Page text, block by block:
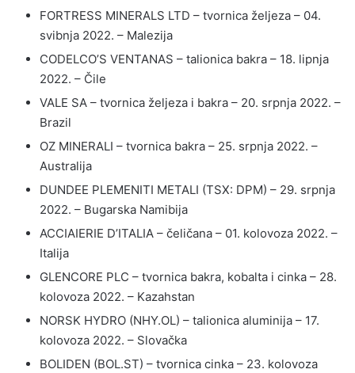
FORTRESS MINERALS LTD – tvornica željeza – 04.
svibnja 2022. – Malezija
CODELCO’S VENTANAS – talionica bakra – 18. lipnja
2022. – Čile
VALE SA – tvornica željeza i bakra – 20. srpnja 2022. –
Brazil
OZ MINERALI – tvornica bakra – 25. srpnja 2022. –
Australija
DUNDEE PLEMENITI METALI (TSX: DPM) – 29. srpnja
2022. – Bugarska Namibija
ACCIAIERIE D’ITALIA – čeličana – 01. kolovoza 2022. –
Italija
GLENCORE PLC – tvornica bakra, kobalta i cinka – 28.
kolovoza 2022. – Kazahstan
NORSK HYDRO (NHY.OL) – talionica aluminija – 17.
kolovoza 2022. – Slovačka
BOLIDEN (BOL.ST) – tvornica cinka – 23. kolovoza